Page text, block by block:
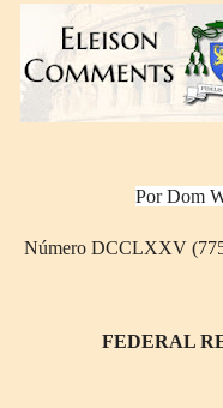
Por Dom
Número DCCLXXV
FEDERAL